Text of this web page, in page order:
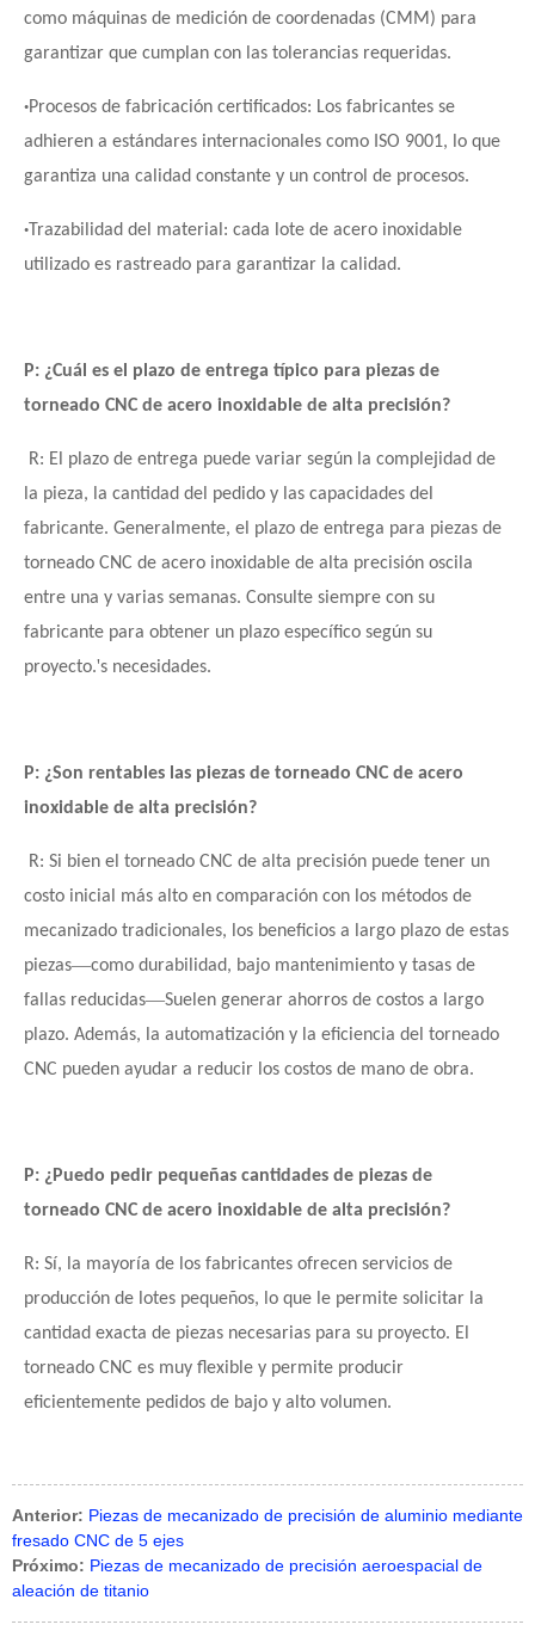
como máquinas de medición de coordenadas (CMM) para
garantizar que cumplan con las tolerancias requeridas.
·Procesos de fabricación certificados: Los fabricantes se
adhieren a estándares internacionales como ISO 9001, lo que
garantiza una calidad constante y un control de procesos.
· Trazabilidad del material: cada lote de acero inoxidable
utilizado es rastreado para garantizar la calidad.
P: ¿Cuál es el plazo de entrega típico para piezas de
torneado CNC de acero inoxidable de alta precisión?
R: El plazo de entrega puede variar según la complejidad de
la pieza, la cantidad del pedido y las capacidades del
fabricante. Generalmente, el plazo de entrega para piezas de
torneado CNC de acero inoxidable de alta precisión oscila
entre una y varias semanas. Consulte siempre con su
fabricante para obtener un plazo específico según su
proyecto.'s necesidades.
P: ¿Son rentables las piezas de torneado CNC de acero
inoxidable de alta precisión?
R: Si bien el torneado CNC de alta precisión puede tener un
costo inicial más alto en comparación con los métodos de
mecanizado tradicionales, los beneficios a largo plazo de estas
piezas—como durabilidad, bajo mantenimiento y tasas de
fallas reducidas—Suelen generar ahorros de costos a largo
plazo. Además, la automatización y la eficiencia del torneado
CNC pueden ayudar a reducir los costos de mano de obra.
P: ¿Puedo pedir pequeñas cantidades de piezas de
torneado CNC de acero inoxidable de alta precisión?
R: Sí, la mayoría de los fabricantes ofrecen servicios de
producción de lotes pequeños, lo que le permite solicitar la
cantidad exacta de piezas necesarias para su proyecto. El
torneado CNC es muy flexible y permite producir
eficientemente pedidos de bajo y alto volumen.
Anterior: Piezas de mecanizado de precisión de aluminio mediante
fresado CNC de 5 ejes
Próximo: Piezas de mecanizado de precisión aeroespacial de
aleación de titanio